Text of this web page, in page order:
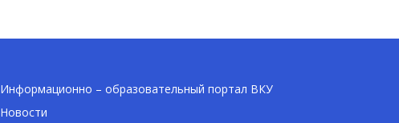
Информационно – образовательный портал ВКУ
Новости